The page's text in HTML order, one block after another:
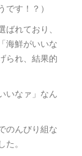
す！？）
れており、
海鮮がいいな
られ、結果的
いなァ」なん
のんびり組な
。